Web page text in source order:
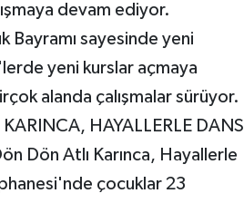
devam ediyor.
Bayramı sayesinde yeni
yeni kurslar açmaya
alanda çalışmalar sürüyor.
HAYALLERLE DANS
Dön Atlı Karınca, Hayallerle
çocuklar 23